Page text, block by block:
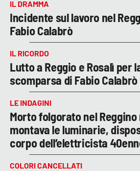
IL DRAMMA
Incidente sul lavoro nel
Fabio Calabrò
IL RICORDO
Lutto a Reggio e Rosalì per
scomparsa di Fabio Calabrò
LE INDAGINI
Morto folgorato nel
montava le luminarie,
corpo dell’elettricista
COLORI CANCELLATI